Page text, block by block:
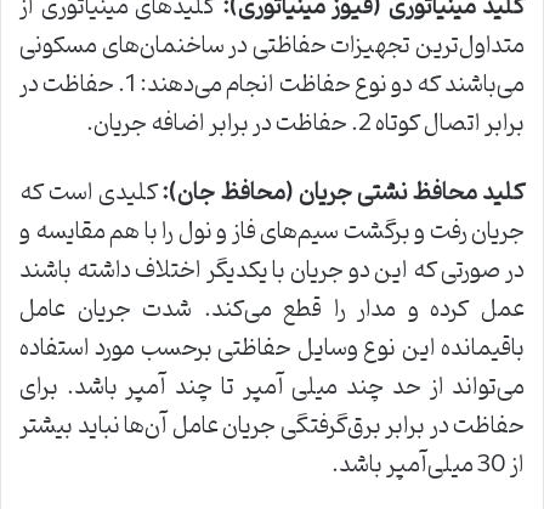
متداول‌ترین تجهیزات حفاظتی در ساخنمان‌های مسکونی
می‌باشند که دو نوع حفاظت انجام می‌دهند: 1. حفاظت در
برابر اتصال کوتاه 2. حفاظت در برابر اضافه جریان.
کلید محافظ نشتی جریان (محافظ جان):کلیدی است که
جریان رفت و برگشت سیم‌های فاز و نول را با هم مقایسه و
در صورتی که این دو جریان با یکدیگر اختلاف داشته باشند
عمل کرده و مدار را قطع می‌کند. شدت جریان عامل
باقیمانده این نوع وسایل حفاظتی برحسب مورد استفاده
می‌تواند از حد چند میلی آمپر تا چند آمپر باشد. برای
حفاظت در برابر برق‌گرفتگی جریان عامل آن‌ها نباید بیشتر
از 30 میلی‌آمپر باشد.